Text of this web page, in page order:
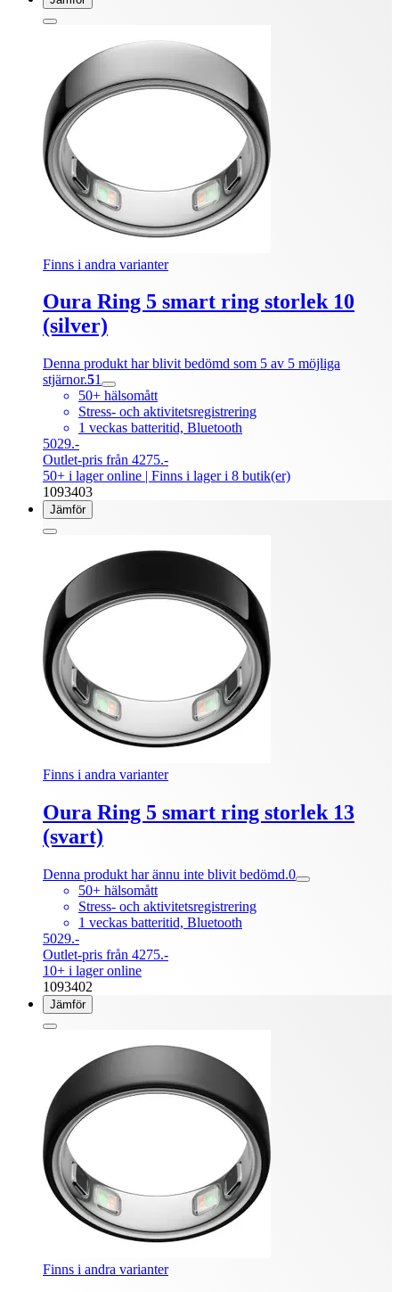
Finns i andra varianter
Oura Ring 5 smart ring storlek 10
(silver)
Denna produkt har blivit bedömd som 5 av 5 möjliga
stjärnor.51
50+ hälsomått
Stress- och aktivitetsregistrering
1 veckas batteritid, Bluetooth
5029.-
Outlet-pris från 4275.-
50+ i lager online | Finns i lager i 8 butik(er)
1093403
Jämför
Finns i andra varianter
Oura Ring 5 smart ring storlek 13
(svart)
Denna produkt har ännu inte blivit bedömd.0
50+ hälsomått
Stress- och aktivitetsregistrering
1 veckas batteritid, Bluetooth
5029.-
Outlet-pris från 4275.-
10+ i lager online
1093402
Jämför
Finns i andra varianter